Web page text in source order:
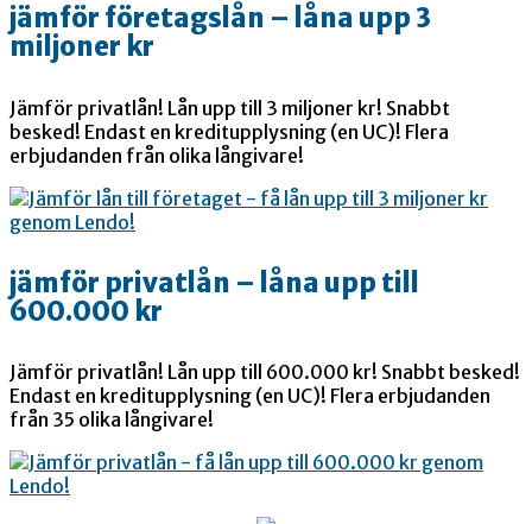
jämför företagslån – låna upp 3
miljoner kr
Jämför privatlån! Lån upp till 3 miljoner kr! Snabbt
besked! Endast en kreditupplysning (en UC)! Flera
erbjudanden från olika långivare!
jämför privatlån – låna upp till
600.000 kr
Jämför privatlån! Lån upp till 600.000 kr! Snabbt besked!
Endast en kreditupplysning (en UC)! Flera erbjudanden
från 35 olika långivare!